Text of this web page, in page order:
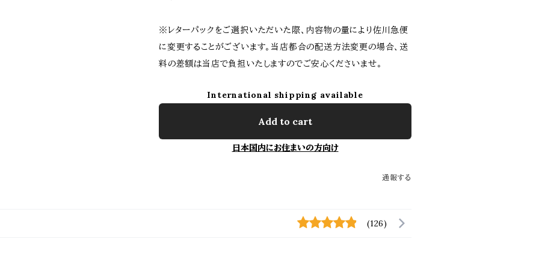
※レターパックをご選択いただいた際、内容物の量により佐川急便
に変更することがございます。当店都合の配送方法変更の場合、送
料の差額は当店で負担いたしますのでご安心くださいませ。
International shipping available
Add to cart
日本国内にお住まいの方向け
通報する
(126)